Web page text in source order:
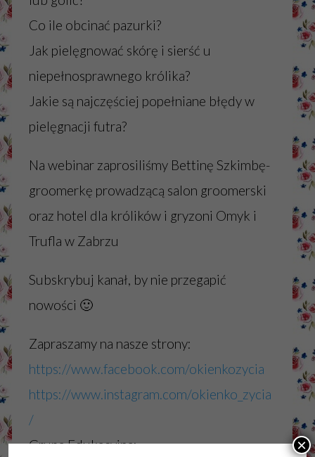
Co ile obcinać pazurki?
Jak pielęgnować skórę i sierść u
niepełnosprawnego królika?
Jakie są najczęściej popełniane błędy w
pielęgnacji futra?
Na webinar zaprosiliśmy Bettinę Szkimbę-
groomerkę prowadzącą salon groomerski
oraz hotel dla królików i gryzoni Omyk i
Trufla w Zabrzu
Subskrybuj kanał, by nie przegapić
nowości 🙂
Zapraszamy na nasze strony:
https://www.facebook.com/okienkozycia
https://www.instagram.com/okienko_zycia
/
Grupa Edukacyjna:
×